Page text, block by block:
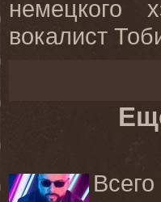
немецкого
вокалист